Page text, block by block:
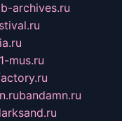
archives.ru
1-mus.ru
bandamn.ru